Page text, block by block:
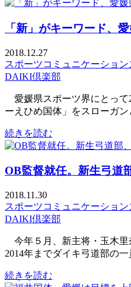
「新」がキーワード、
2018.12.27
スポーツコミュニケーション
DAIKI倶楽部
愛媛県スポーツ界にとって
ーえひめ国体」をスローガ
続きを読む
OB監督就任。新生弓道
2018.11.30
スポーツコミュニケーション
DAIKI倶楽部
今年５月、新主将・玉木里
2014年までダイキ弓道部の
続きを読む